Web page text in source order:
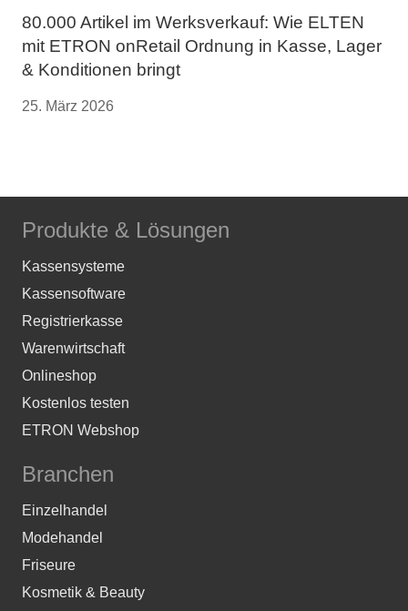
80.000 Artikel im Werksverkauf: Wie ELTEN
mit ETRON onRetail Ordnung in Kasse, Lager
& Konditionen bringt
25. März 2026
Produkte & Lösungen
Kassensysteme
Kassensoftware
Registrierkasse
Warenwirtschaft
Onlineshop
Kostenlos testen
ETRON Webshop
Branchen
Einzelhandel
Modehandel
Friseure
Kosmetik & Beauty